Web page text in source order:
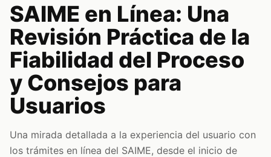
SAIME en Línea: Una
Revisión Práctica de la
Fiabilidad del Proceso
y Consejos para
Usuarios
Una mirada detallada a la experiencia del usuario con
los trámites en línea del SAIME, desde el inicio de